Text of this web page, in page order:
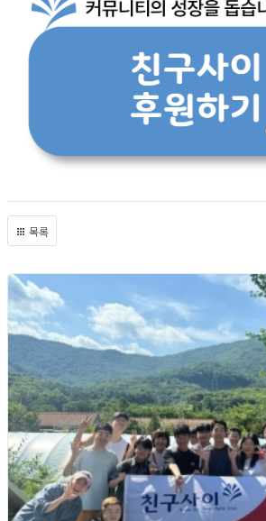
목록